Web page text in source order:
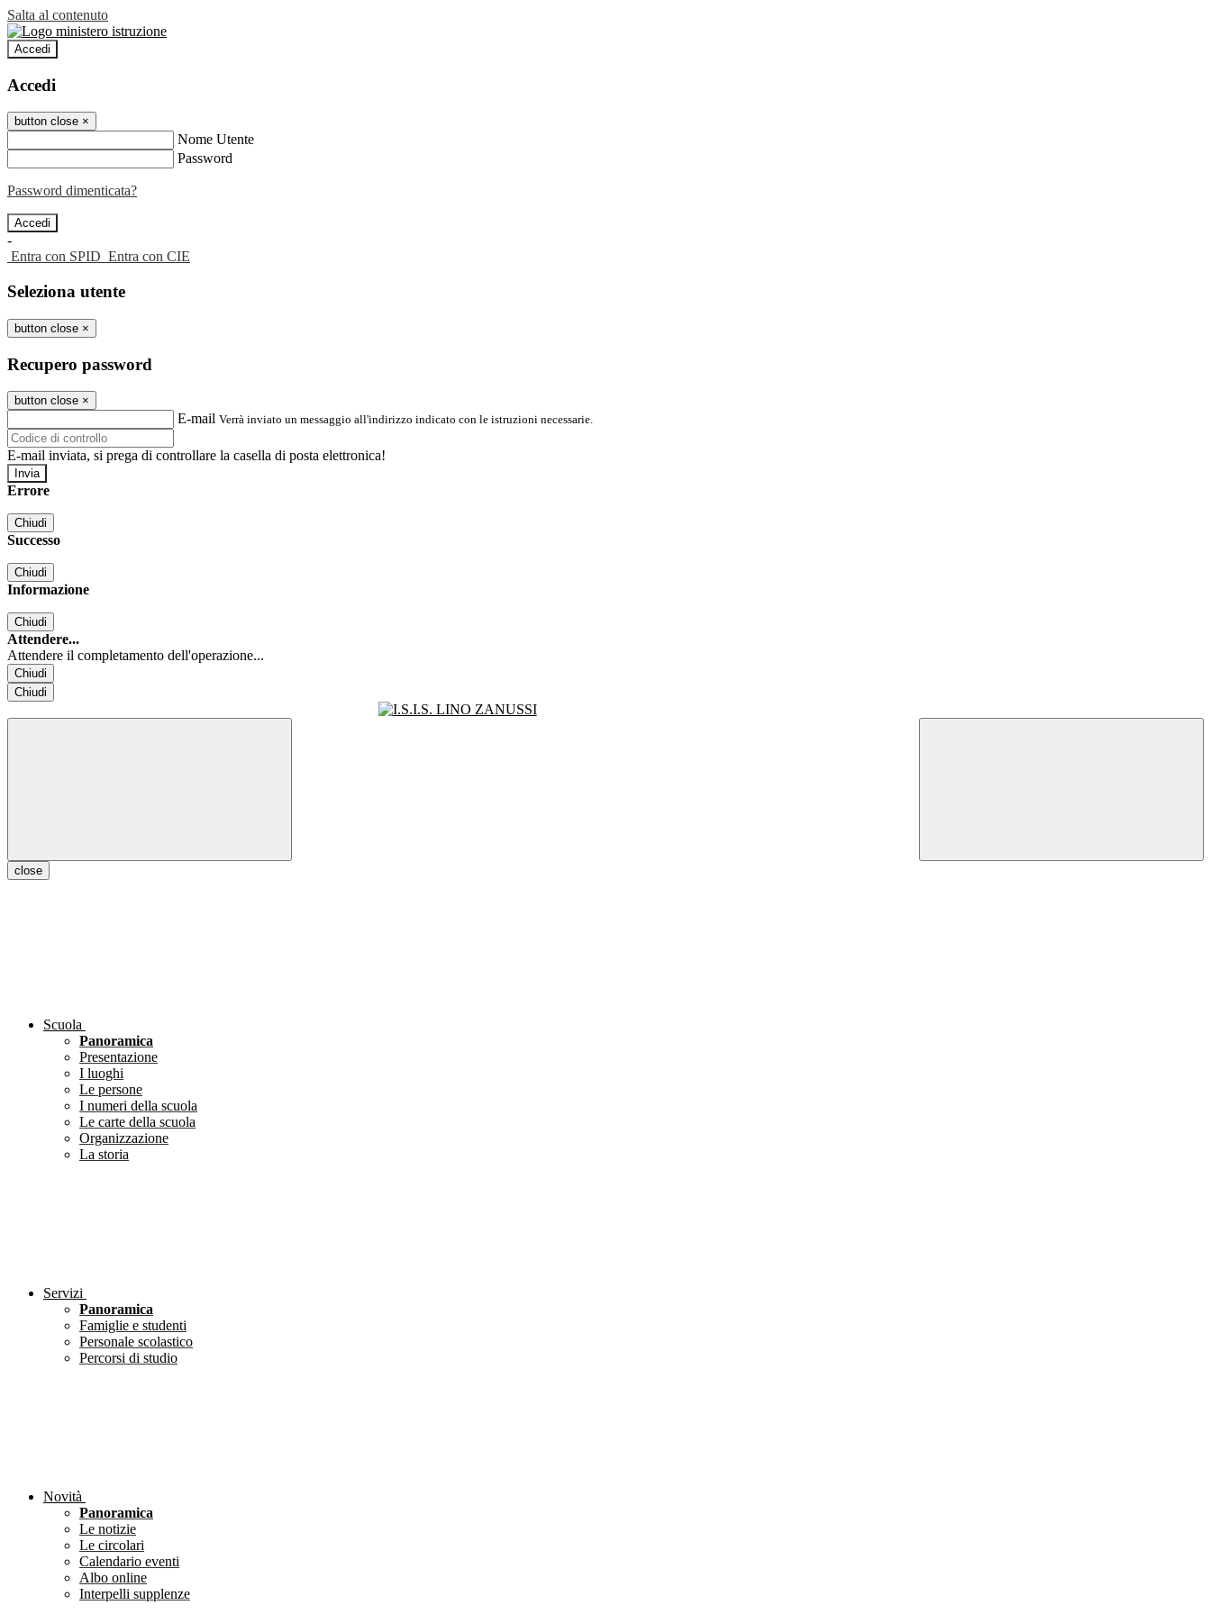
Salta al contenuto
Accedi
Accedi
button close ×
Nome Utente
Password
Password dimenticata?
-
Entra con SPID Entra con CIE
Seleziona utente
button close ×
Recupero password
button close ×
E-mail Verrà inviato un messaggio all'indirizzo indicato con le istruzioni necessarie.
E-mail inviata, si prega di controllare la casella di posta elettronica!
Errore
Chiudi
Successo
Chiudi
Informazione
Chiudi
Attendere...
Attendere il completamento dell'operazione...
Chiudi
Chiudi
close
Scuola
Panoramica
Presentazione
I luoghi
Le persone
I numeri della scuola
Le carte della scuola
Organizzazione
La storia
Servizi
Panoramica
Famiglie e studenti
Personale scolastico
Percorsi di studio
Novità
Panoramica
Le notizie
Le circolari
Calendario eventi
Albo online
Interpelli supplenze